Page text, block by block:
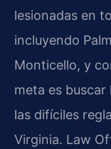
lesionadas en
incluyendo
Monticello, y
meta es
las difíciles
Virginia. Law